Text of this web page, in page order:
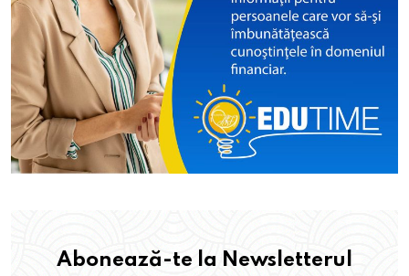
Abonează-te la Newsletterul